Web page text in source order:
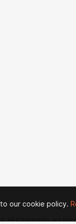
All trademarks are
our cookie policy.